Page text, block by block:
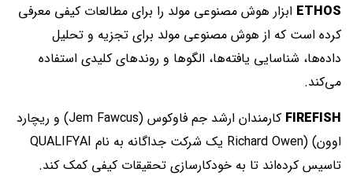
ETHOS ابزار هوش مصنوعی مولد را برای مطالعات کیفی معرفی
کرده است که از هوش مصنوعی مولد برای تجزیه و تحلیل
داده‌ها، شناسایی یافته‌ها، الگوها و روندهای کلیدی استفاده
می‌کند.
FIREFISH
کارمندان ارشد جم فاوکوس (Jem Fawcus) و ریچارد
اوون) (Richard Owen یک شرکت جداگانه به نام QUALIFYAI
تاسیس کرده‌اند تا به خودکارسازی تحقیقات کیفی کمک کند.